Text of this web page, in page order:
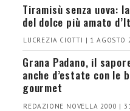
Tiramisù senza uova:
del dolce più amato
LUCREZIA CIOTTI | 1 AGOSTO
Grana Padano, il
anche d’estate con le
gourmet
REDAZIONE NOVELLA 2000 |